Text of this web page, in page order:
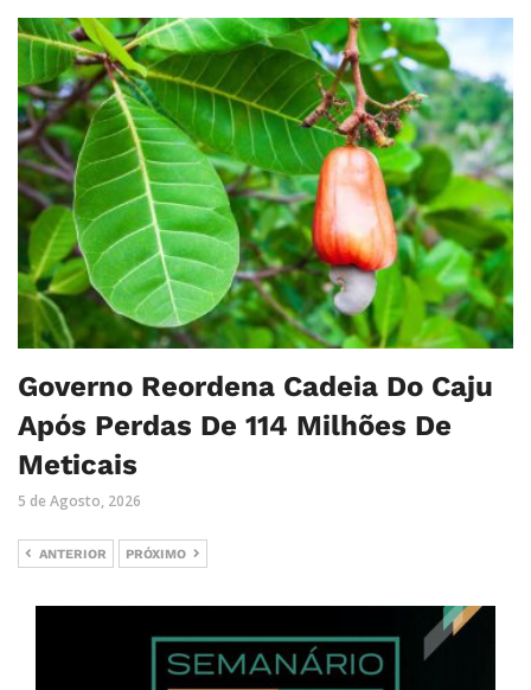
Governo Reordena Cadeia Do Caju
Após Perdas De 114 Milhões De
Meticais
5 de Agosto, 2026
ANTERIOR PRÓXIMO